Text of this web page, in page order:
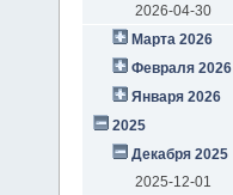
2026-04-30
Марта 2026
Февраля 2026
Января 2026
2025
Декабря 2025
2025-12-01